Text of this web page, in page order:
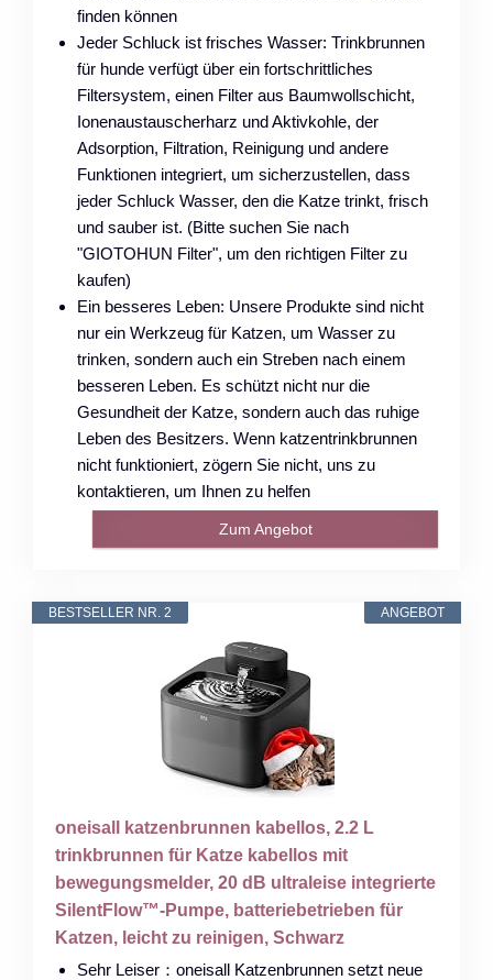
finden können
Jeder Schluck ist frisches Wasser: Trinkbrunnen
für hunde verfügt über ein fortschrittliches
Filtersystem, einen Filter aus Baumwollschicht,
Ionenaustauscherharz und Aktivkohle, der
Adsorption, Filtration, Reinigung und andere
Funktionen integriert, um sicherzustellen, dass
jeder Schluck Wasser, den die Katze trinkt, frisch
und sauber ist. (Bitte suchen Sie nach
"GIOTOHUN Filter", um den richtigen Filter zu
kaufen)
Ein besseres Leben: Unsere Produkte sind nicht
nur ein Werkzeug für Katzen, um Wasser zu
trinken, sondern auch ein Streben nach einem
besseren Leben. Es schützt nicht nur die
Gesundheit der Katze, sondern auch das ruhige
Leben des Besitzers. Wenn katzentrinkbrunnen
nicht funktioniert, zögern Sie nicht, uns zu
kontaktieren, um Ihnen zu helfen
Zum Angebot
ANGEBOT
BESTSELLER NR. 2
oneisall katzenbrunnen kabellos, 2.2 L
trinkbrunnen für Katze kabellos mit
bewegungsmelder, 20 dB ultraleise integrierte
SilentFlow™-Pumpe, batteriebetrieben für
Katzen, leicht zu reinigen, Schwarz
Sehr Leiser：oneisall Katzenbrunnen setzt neue